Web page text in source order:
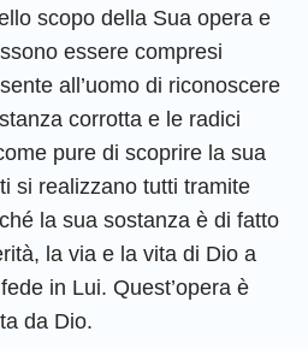
scopo della Sua opera e
essere compresi
all’uomo di riconoscere
corrotta e le radici
pure di scoprire la sua
si realizzano tutti tramite
la sua sostanza è di fatto
la via e la vita di Dio a
in Lui. Quest’opera è
da Dio.